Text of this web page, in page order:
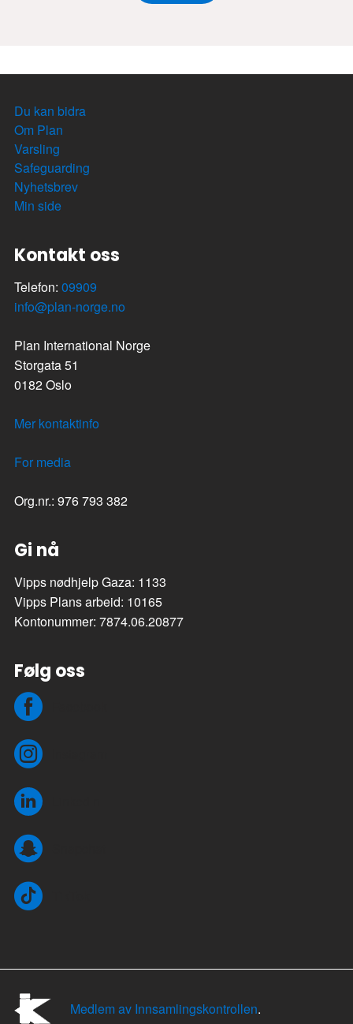
Du kan bidra
Om Plan
Varsling
Safeguarding
Nyhetsbrev
Min side
Kontakt oss
Telefon: 09909
info@plan-norge.no
Plan International Norge
Storgata 51
0182 Oslo
Mer kontaktinfo
For media
Org.nr.: 976 793 382
Gi nå
Vipps nødhjelp Gaza: 1133
Vipps Plans arbeid: 10165
Kontonummer: 7874.06.20877
Følg oss
Medlem av Innsamlingskontrollen.